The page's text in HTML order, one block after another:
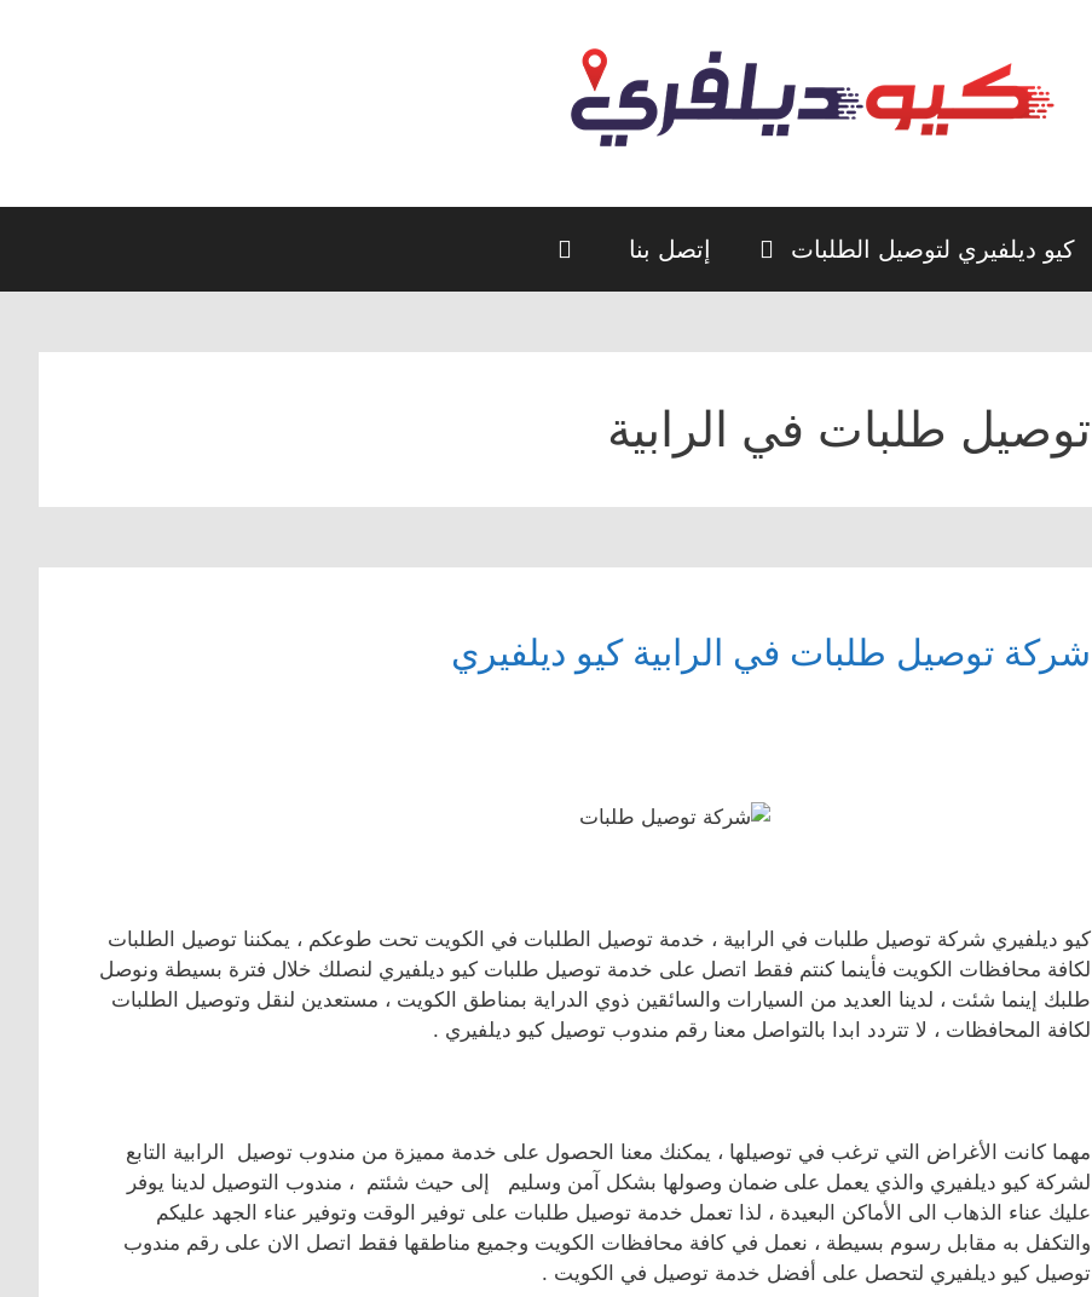
كيو ديلفيري لتوصيل الطلبات إتصل بنا
توصيل طلبات في الرابية
شركة توصيل طلبات في الرابية كيو ديلفيري
كيو ديلفيري شركة توصيل طلبات في الرابية ، خدمة توصيل الطلبات في الكويت تحت طوعكم ، يمكننا توصيل الطلبات
لكافة محافظات الكويت فأينما كنتم فقط اتصل على خدمة توصيل طلبات كيو ديلفيري لنصلك خلال فترة بسيطة ونوصل
طلبك إينما شئت ، لدينا العديد من السيارات والسائقين ذوي الدراية بمناطق الكويت ، مستعدين لنقل وتوصيل الطلبات
لكافة المحافظات ، لا تتردد ابدا بالتواصل معنا رقم مندوب توصيل كيو ديلفيري .
مهما كانت الأغراض التي ترغب في توصيلها ، يمكنك معنا الحصول على خدمة مميزة من مندوب توصيل الرابية التابع
لشركة كيو ديلفيري والذي يعمل على ضمان وصولها بشكل آمن وسليم إلى حيث شئتم ، مندوب التوصيل لدينا يوفر
عليك عناء الذهاب الى الأماكن البعيدة ، لذا تعمل خدمة توصيل طلبات على توفير الوقت وتوفير عناء الجهد عليكم
والتكفل به مقابل رسوم بسيطة ، نعمل في كافة محافظات الكويت وجميع مناطقها فقط اتصل الان على رقم مندوب
توصيل كيو ديلفيري لتحصل على أفضل خدمة توصيل في الكويت .